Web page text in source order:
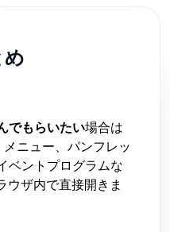
でもらいたい場合は
ニュー、パンフレッ
ベントプログラムな
ウザ内で直接開きま